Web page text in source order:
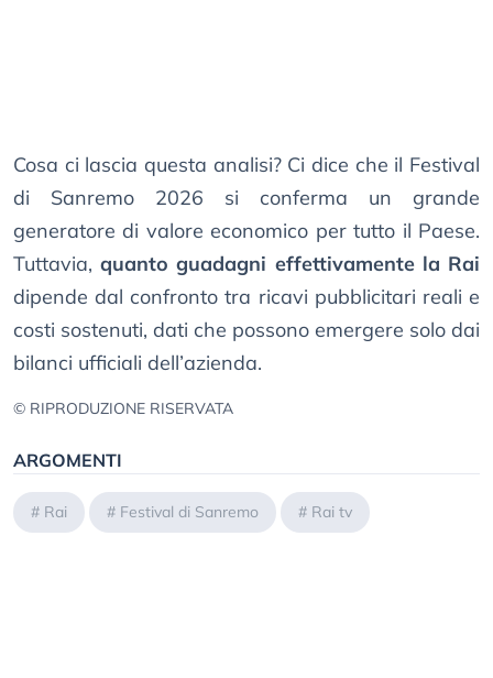
Cosa ci lascia questa analisi? Ci dice che il Festival
di Sanremo 2026 si conferma un grande
generatore di valore economico per tutto il Paese.
Tuttavia, quanto guadagni effettivamente la Rai
dipende dal confronto tra ricavi pubblicitari reali e
costi sostenuti, dati che possono emergere solo dai
bilanci ufficiali dell’azienda.
© RIPRODUZIONE RISERVATA
ARGOMENTI
# Rai # Festival di Sanremo # Rai tv